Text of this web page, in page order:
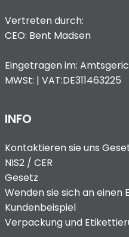
Vertreten durch:
CEO: Bent Madsen
Eingetragen im:
MWSt: | VAT:DE311463225
INFO
Kontaktieren sie uns
NIS2 / CER
Gesetz
Wenden sie sich an einen
Kundenbeispiel
Verpackung und